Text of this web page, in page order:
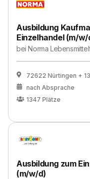
Ausbildung
Einzelhandel (m/w/
beiNorma
72622 Nürtingen +
nach Absprache
1347 Plätze
Ausbildung zum
(m/w/d)